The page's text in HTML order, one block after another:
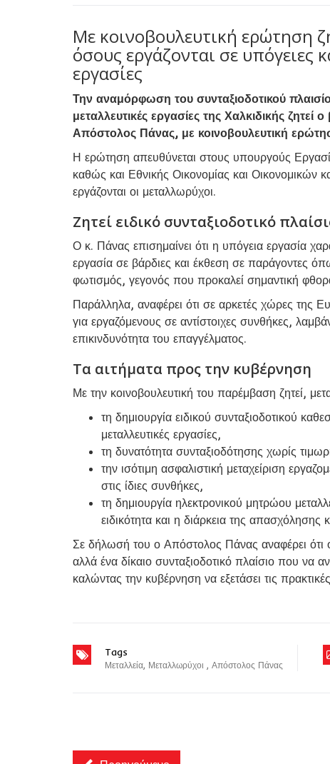
Με κοινοβουλευτική ερώτηση
όσους εργάζονται σε υπόγειες
εργασίες
Την αναμόρφωση του συνταξιοδοτικού
μεταλλευτικές εργασίες της Χαλκιδικής
Απόστολος Πάνας, με κοινοβουλευτική
Η ερώτηση απευθύνεται στους υπουργούς
καθώς και Εθνικής Οικονομίας και Οικονομικών
εργάζονται οι μεταλλωρύχοι.
Ζητεί ειδικό συνταξιοδοτικό
Ο κ. Πάνας επισημαίνει ότι η υπόγεια εργασία
εργασία σε βάρδιες και έκθεση σε παράγοντες
φωτισμός, γεγονός που προκαλεί σημαντική
Παράλληλα, αναφέρει ότι σε αρκετές χώρες της
για εργαζόμενους σε αντίστοιχες συνθήκες,
επικινδυνότητα του επαγγέλματος.
Τα αιτήματα προς την κυβέρνηση
Με την κοινοβουλευτική του παρέμβαση ζητεί,
τη δημιουργία ειδικού συνταξιοδοτικού
μεταλλευτικές εργασίες,
τη δυνατότητα συνταξιοδότησης χωρίς
την ισότιμη ασφαλιστική μεταχείριση
στις ίδιες συνθήκες,
τη δημιουργία ηλεκτρονικού μητρώου
ειδικότητα και η διάρκεια της απασχόλησης
Σε δήλωσή του ο Απόστολος Πάνας αναφέρει ότι
αλλά ένα δίκαιο συνταξιοδοτικό πλαίσιο που να
καλώντας την κυβέρνηση να εξετάσει τις
Tags
Μεταλλεία, Μεταλλωρύχοι , Απόστολος Πάνας